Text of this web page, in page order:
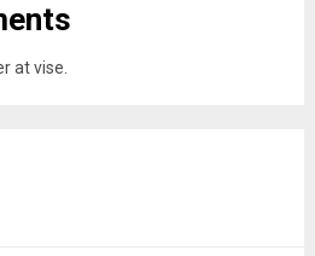
at vise.